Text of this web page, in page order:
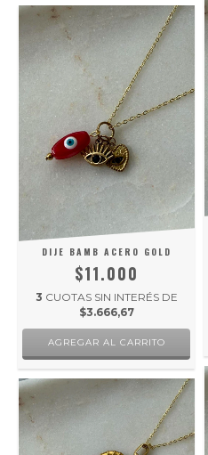
DIJE BAMB ACERO GOLD
$11.000
3 CUOTAS SIN INTERÉS DE
$3.666,67